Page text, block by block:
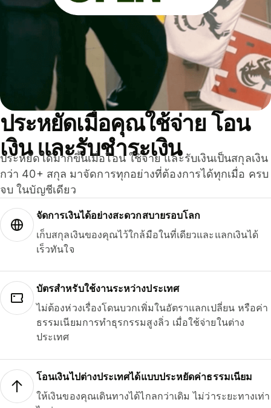
ประหยัดเมื่อคุณใช้จ่าย โอน
เงิน และรับชำระเงิน
ประหยัดได้มากขึ้นเมื่อโอน ใช้จ่าย และรับเงินเป็นสกุลเงิน
กว่า 40+ สกุล มาจัดการทุกอย่างที่ต้องการได้ทุกเมื่อ ครบ
จบ ในบัญชีเดียว
จัดการเงินได้อย่างสะดวกสบายรอบโลก
เก็บสกุลเงินของคุณไว้ใกล้มือในที่เดียวและแลกเงินได้
เร็วทันใจ
บัตรสำหรับใช้งานระหว่างประเทศ
ไม่ต้องห่วงเรื่องโดนบวกเพิ่มในอัตราแลกเปลี่ยน หรือค่า
ธรรมเนียมการทำธุรกรรมสูงลิ่ว เมื่อใช้จ่ายในต่าง
ประเทศ
โอนเงินไปต่างประเทศได้แบบประหยัดค่าธรรมเนียม
ให้เงินของคุณเดินทางได้ไกลกว่าเดิม ไม่ว่าระยะทางเท่า